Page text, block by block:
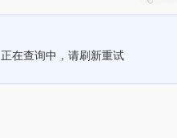
正在查询中，请刷新重试